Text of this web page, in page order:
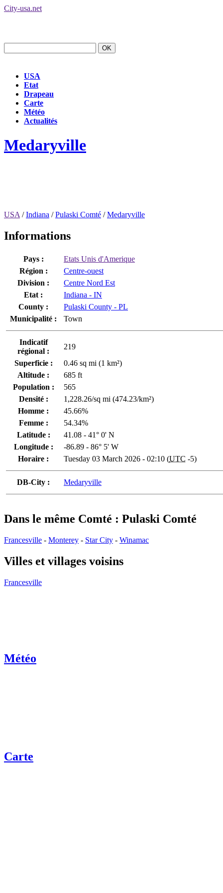
City-usa.net
USA
Etat
Drapeau
Carte
Météo
Actualités
Medaryville
USA /Indiana /Pulaski Comté /Medaryville
Informations
Pays :
Etats Unis d'Amerique
Région :
Centre-ouest
Division :
Centre Nord Est
Etat :
Indiana - IN
County :
Pulaski County - PL
Municipalité :
Town
Indicatif
régional :
219
Superficie :
0.46 sq mi (1 km²)
Altitude :
685 ft
Population :
565
Densité :
1,228.26/sq mi (474.23/km²)
Homme :
45.66%
Femme :
54.34%
Latitude :
41.08 - 41° 0' N
Longitude :
-86.89 - 86° 5' W
Horaire :
Tuesday 03 March 2026 - 02:10 (UTC -5)
DB-City : Medaryville
Dans le même Comté : Pulaski Comté
Francesville - Monterey - Star City - Winamac
Villes et villages voisins
Francesville
Météo
Carte